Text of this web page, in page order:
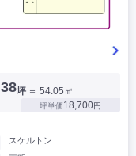
坪 ＝ 54.05㎡
坪単価18,700円
スケルトン